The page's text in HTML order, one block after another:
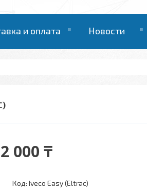
и оплата Новости
000 ₸
Код: Iveco Easy (Eltrac)